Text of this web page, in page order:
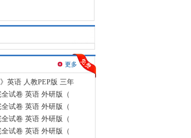
更多
英语 人教PEP版 三年
试卷 英语 外研版（
试卷 英语 外研版（
试卷 英语 外研版（
试卷 英语 外研版（